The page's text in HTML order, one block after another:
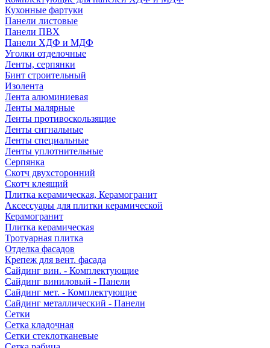
Кухонные фартуки
Панели листовые
Панели ПВХ
Панели ХДФ и МДФ
Уголки отделочные
Ленты, серпянки
Бинт строительный
Изолента
Лента алюминиевая
Ленты малярные
Ленты противоскользящие
Ленты сигнальные
Ленты специальные
Ленты уплотнительные
Серпянка
Скотч двухсторонний
Скотч клеящий
Плитка керамическая, Керамогранит
Аксессуары для плитки керамической
Керамогранит
Плитка керамическая
Тротуарная плитка
Отделка фасадов
Крепеж для вент. фасада
Сайдинг вин. - Комплектующие
Сайдинг виниловый - Панели
Сайдинг мет. - Комплектующие
Сайдинг металлический - Панели
Сетки
Сетка кладочная
Сетки стеклотканевые